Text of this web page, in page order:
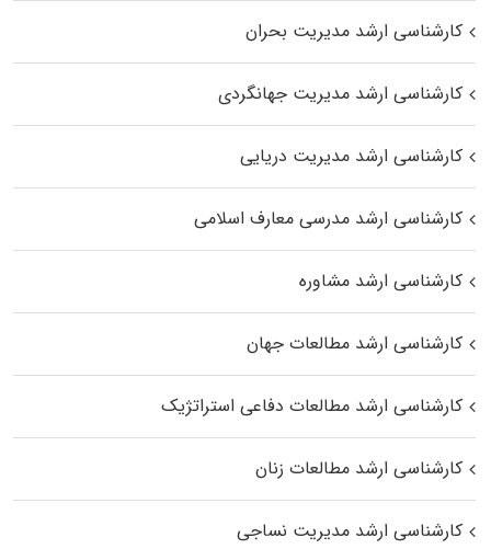
کارشناسی ارشد مدیریت بحران
کارشناسی ارشد مدیریت جهانگردی
کارشناسی ارشد مدیریت دریایی
کارشناسی ارشد مدرسی معارف اسلامی
کارشناسی ارشد مشاوره
کارشناسی ارشد مطالعات جهان
کارشناسی ارشد مطالعات دفاعی استراتژیک
کارشناسی ارشد مطالعات زنان
کارشناسی ارشد مدیریت نساجی